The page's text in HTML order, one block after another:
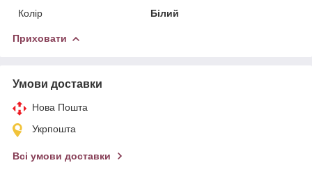
Колір
Білий
Приховати
Умови доставки
Нова Пошта
Укрпошта
Всі умови доставки